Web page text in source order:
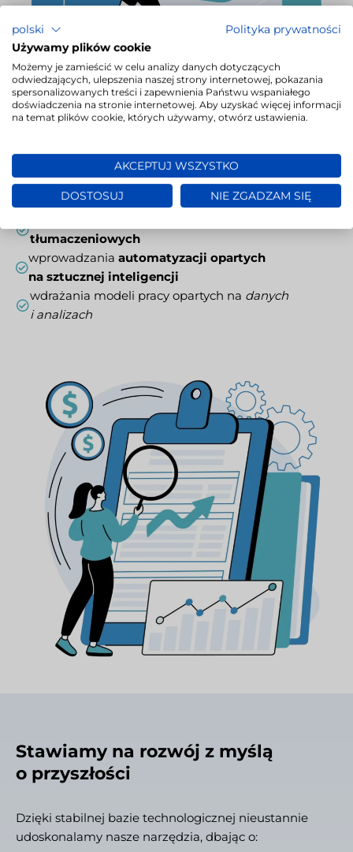
Automatyzacja procesów
i bezpieczne operacje
Partnerstwo z Oracle i Microsoft pozwala nam
wprowadzać innowacje w zakresie:
tłumaczeniowych
wprowadzania automatyzacji opartych
na sztucznej inteligencji
wdrażania modeli pracy opartych na danych
i analizach
Stawiamy na rozwój z myślą
o przyszłości
Dzięki stabilnej bazie technologicznej nieustannie
udoskonalamy nasze narzędzia, dbając o:
polski
Polityka prywatności
Używamy plików cookie
Możemy je zamieścić w celu analizy danych dotyczących
odwiedzających, ulepszenia naszej strony internetowej, pokazania
spersonalizowanych treści i zapewnienia Państwu wspaniałego
doświadczenia na stronie internetowej. Aby uzyskać więcej informacji
na temat plików cookie, których używamy, otwórz ustawienia.
AKCEPTUJ WSZYSTKO
DOSTOSUJ NIE ZGADZAM SIĘ